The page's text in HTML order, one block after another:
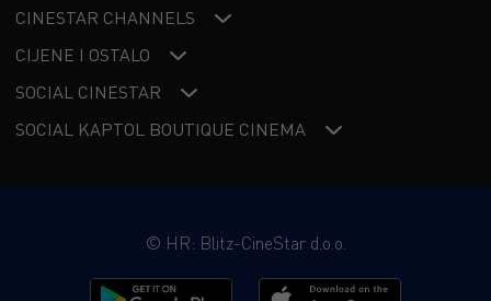
CINESTAR CHANNELS
CIJENE I OSTALO
SOCIAL CINESTAR
SOCIAL KAPTOL BOUTIQUE CINEMA
© HR: Blitz-CineStar d.o.o.